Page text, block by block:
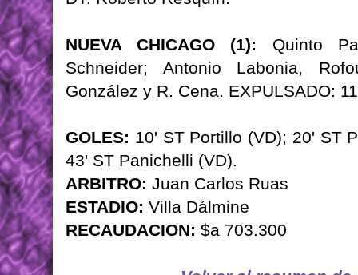
NUEVA CHICAGO (1):
Quinto
Schneider; Antonio Labonia,
González y R. Cena. EXPULSADO:
GOLES: 10' ST Portillo (VD); 20' ST
43' ST Panichelli (VD).
ARBITRO: Juan Carlos Ruas
ESTADIO: Villa Dálmine
RECAUDACION: $a 703.300